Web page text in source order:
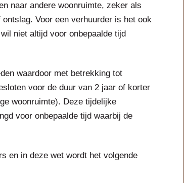
naar andere woonruimte, zeker als
Voor een verhuurder is het ook
niet altijd voor onbepaalde tijd
waardoor met betrekking tot
voor de duur van 2 jaar of korter
woonruimte). Deze tijdelijke
voor onbepaalde tijd waarbij de
en in deze wet wordt het volgende